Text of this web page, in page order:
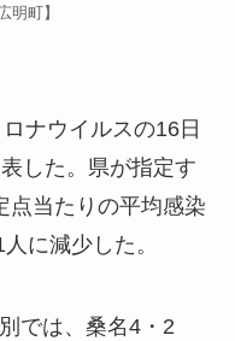
明町】
ナウイルスの16日
した。県が指定す
点当たりの平均感染
に減少した。
では、桑名4・2